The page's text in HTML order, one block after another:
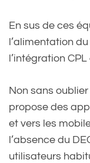
En sus de ces
l’alimentation
l’intégration
Non sans oublier
propose des
et vers les
l’absence du
utilisateurs